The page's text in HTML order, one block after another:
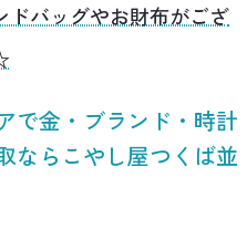
バッグやお財布がござ
で金・ブランド・時計
ならこやし屋つくば並